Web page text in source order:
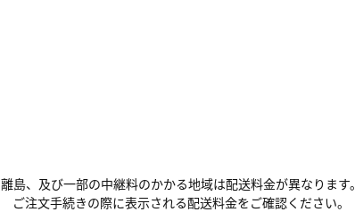
離島、及び一部の中継料のかかる地域は配送料金が異なります。
ご注文手続きの際に表示される配送料金をご確認ください。